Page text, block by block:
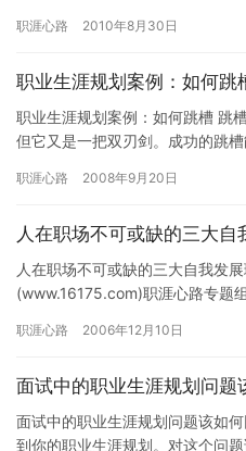
职涯心路 2010年8月30日
职业生涯规划案例：如何跳
职业生涯规划案例：如何跳槽 跳
但它又是一把双刃剑。成功的跳
外一…
职涯心路 2008年9月20日
人在职场不可或缺的三大自
人在职场不可或缺的三大自我发
(www.16175.com)职涯心路专
职涯心路 2006年12月10日
面试中的职业生涯规划问题
面试中的职业生涯规划问题该如
到你的职业生涯规划。对这个问